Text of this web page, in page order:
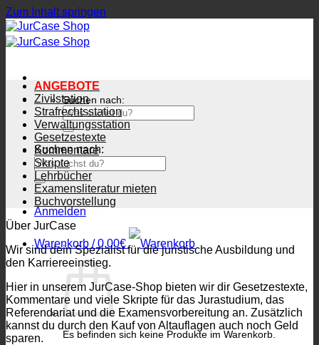
Zum Inhalt springen
Suchen nach:
Suchen nach:
Anmelden
Warenkorb /0.00€
Es befinden sich keine Produkte im Warenkorb.
ANGEBOTE
Zivilstation
Strafrechtsstation
Verwaltungsstation
Gesetzestexte
Kommentare
Skripte
Lehrbücher
Examensliteratur mieten
Buchvorstellung
Über JurCase
Wir sind dein Spezialist für die juristische Ausbildung und
den Karriereeinstieg.
Hier in unserem JurCase-Shop bieten wir dir Gesetzestexte,
Kommentare und viele Skripte für das Jurastudium, das
Referendariat und die Examensvorbereitung an. Zusätzlich
kannst du durch den Kauf von Altauflagen auch noch Geld
sparen.